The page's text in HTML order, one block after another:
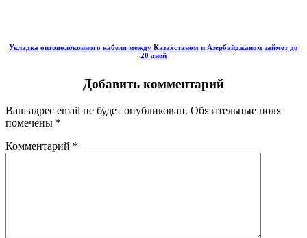
Укладка оптоволоконного кабеля между Казахстаном и Азербайджаном займет до
20 дней
Добавить комментарий
Ваш адрес email не будет опубликован. Обязательные поля
помечены *
Комментарий *